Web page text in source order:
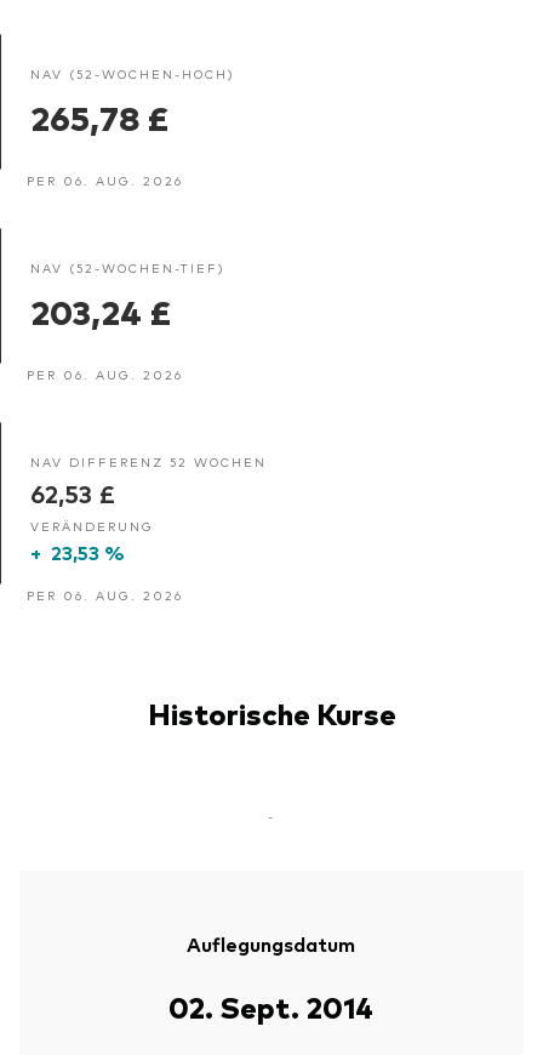
NAV (52-WOCHEN-HOCH)
265,78 £
PER 06. AUG. 2026
NAV (52-WOCHEN-TIEF)
203,24 £
PER 06. AUG. 2026
NAV DIFFERENZ 52 WOCHEN
62,53 £
VERÄNDERUNG
+ 23,53 %
PER 06. AUG. 2026
Historische Kurse
-
Auflegungsdatum
02. Sept. 2014